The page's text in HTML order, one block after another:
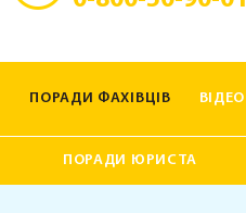
ПОРАДИ ФАХІВЦІВ ВІДЕО
ПОРАДИ ЮРИСТА